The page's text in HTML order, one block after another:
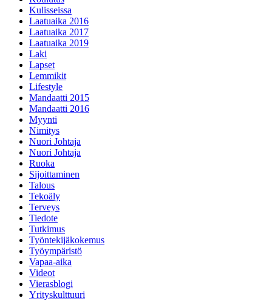
Kulisseissa
Laatuaika 2016
Laatuaika 2017
Laatuaika 2019
Laki
Lapset
Lemmikit
Lifestyle
Mandaatti 2015
Mandaatti 2016
Myynti
Nimitys
Nuori Johtaja
Nuori Johtaja
Ruoka
Sijoittaminen
Talous
Tekoäly
Terveys
Tiedote
Tutkimus
Työntekijäkokemus
Työympäristö
Vapaa-aika
Videot
Vierasblogi
Yrityskulttuuri